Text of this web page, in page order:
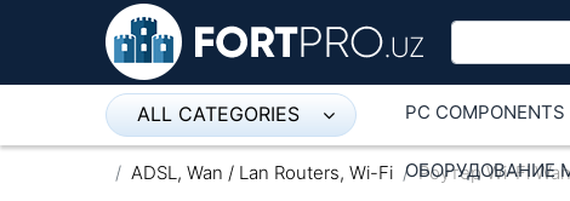
ALL CATEGORIES
Микрофон
PC COMPONENTS
ОБОРУДОВАНИЕ
ADSL, Wan / Lan Routers, Wi-Fi Роутер Wi-Fi